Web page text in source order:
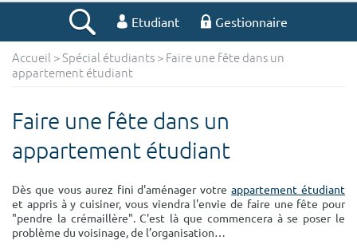
Etudiant Gestionnaire
Votre recherche
€ €
Accueil >Spécial étudiants > Faire une fête dans un
appartement étudiant
Faire une fête dans un
appartement étudiant
Dès que vous aurez fini d'aménager votreappartement étudiant
et appris à y cuisiner, vous viendra l'envie de faire une fête pour
"pendre la crémaillère". C'est là que commencera à se poser le
problème du voisinage, de l’organisation…